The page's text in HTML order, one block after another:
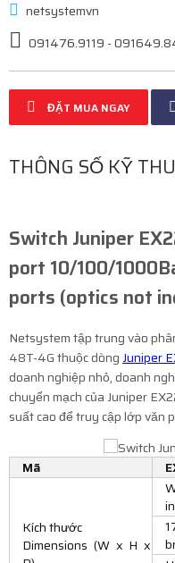
netsystemvn
091476.9119 -
ĐẶT MUA NGAY
THÔNG SỐ KỸ
Switch Juniper
port 10/100/
ports (optics not
Netsystem tập trung vào
48T-4G thuộc dòngJuniper
doanh nghiệp nhỏ, doanh
chuyển mạch của Juniper
suất cao để truy cập lớp văn
Mã
Kích thước
Dimensions (W x H x